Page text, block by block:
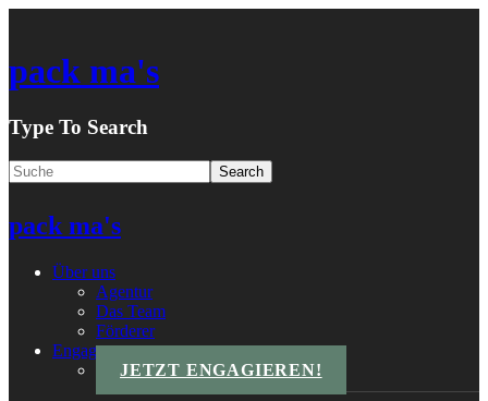
pack ma's
Type To Search
pack ma's
Über uns
Agentur
Das Team
Förderer
Engagements
JETZT ENGAGIEREN!